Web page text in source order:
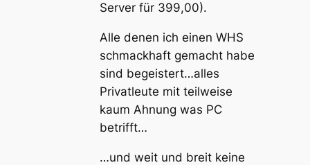
Server für 399,00).
Alle denen ich einen WHS
schmackhaft gemacht habe
sind begeistert…alles
Privatleute mit teilweise
kaum Ahnung was PC
betrifft…
…und weit und breit keine